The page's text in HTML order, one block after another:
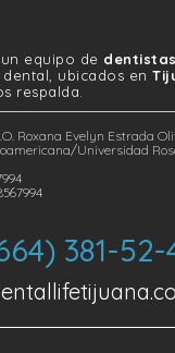
equipo de dentistas
ubicados en
respalda.
Roxana Evelyn Estrada
Universidad
381-52-